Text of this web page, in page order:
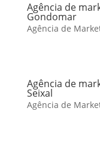
Agência de
Gondomar
Agência de
Agência de
Seixal
Agência de